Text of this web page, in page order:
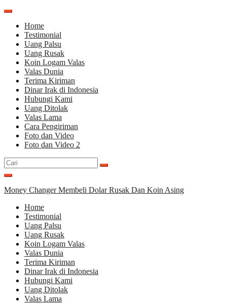
Lompat
kontenHome
Testimonial
Uang Palsu
Uang Rusak
Koin Logam Valas
Valas Dunia
Terima Kiriman
Dinar Irak di Indonesia
Hubungi Kami
Uang Ditolak
Valas Lama
Cara Pengiriman
Foto dan Video
Foto dan Video 2
Cari
untuk:
Money Changer Membeli Dolar Rusak Dan Koin Asing
Home
Testimonial
Uang Palsu
Uang Rusak
Koin Logam Valas
Valas Dunia
Terima Kiriman
Dinar Irak di Indonesia
Hubungi Kami
Uang Ditolak
Valas Lama